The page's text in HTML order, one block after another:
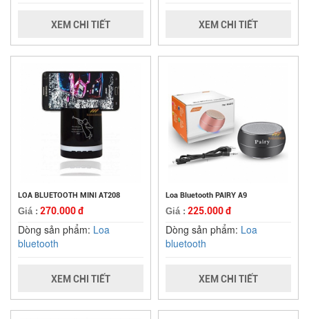
XEM CHI TIẾT XEM CHI TIẾT
LOA BLUETOOTH MINI AT208
Giá : 270.000 đ
Dòng sản phẩm: Loa
bluetooth
XEM CHI TIẾT
Loa Bluetooth PAIRY A9
Giá : 225.000 đ
Dòng sản phẩm: Loa
bluetooth
XEM CHI TIẾT